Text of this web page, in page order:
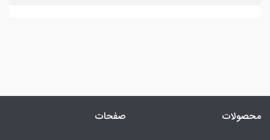
محصولات صفحات